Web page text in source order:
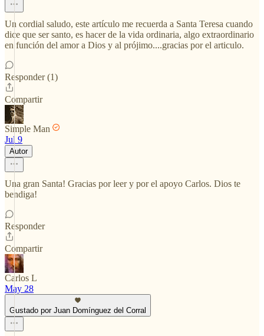
Un cordial saludo, este artículo me recuerda a Santa Teresa cuando
dice que ser santo, es hacer de la vida ordinaria, algo extraordinario
en función del amor a Dios y al prójimo....gracias por el articulo.
Responder (1)
Compartir
Simple Man
Jul 9
Autor
Una gran Santa! Gracias por leer y por el apoyo Carlos. Dios te
bendiga!
Responder
Compartir
Carlos L
May 28
Gustado por Juan Domínguez del Corral